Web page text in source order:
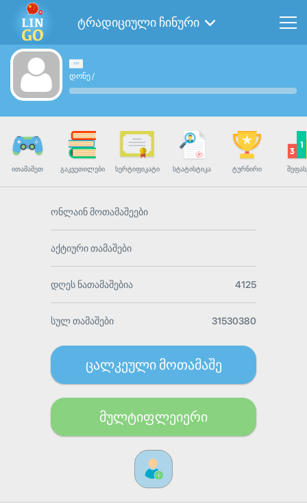
ტრადიციული ჩინური
დონე/
ᲘᲗᲐᲛᲐᲨᲔᲗ ᲒᲐᲙᲕᲔᲗᲘᲚᲔᲑᲘ ᲡᲔᲠᲢᲘᲤᲘᲙᲐᲢᲘ ᲡᲢᲐᲢᲘᲡᲢᲘᲙᲐ ᲢᲣᲠᲜᲘᲠᲘ
ონლაინ მოთამაშეები
აქტიური თამაშები
დღეს ნათამაშებია 4125
სულ თამაშები 31530380
ცალკეული მოთამაშე
მულტიფლეიერი